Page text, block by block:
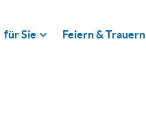
für Sie Feiern & Trauern